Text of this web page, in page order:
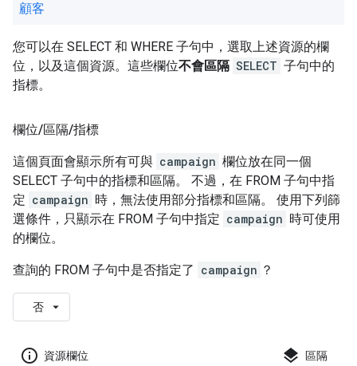
顧客
您可以在 SELECT 和 WHERE 子句中，選取上述資源的欄
位，以及這個資源。這些欄位不會區隔 SELECT 子句中的
指標。
欄位/區隔/指標
這個頁面會顯示所有可與 campaign 欄位放在同一個
SELECT 子句中的指標和區隔。 不過，在 FROM 子句中指
定 campaign 時，無法使用部分指標和區隔。 使用下列篩
選條件，只顯示在 FROM 子句中指定 campaign 時可使用
的欄位。
查詢的 FROM 子句中是否指定了 campaign ？
否
info_outline 資源欄位 layers 區隔